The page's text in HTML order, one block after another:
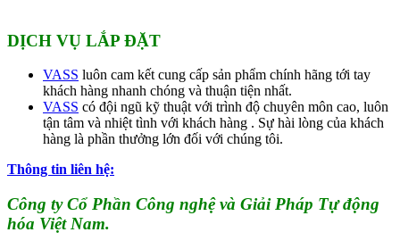
DỊCH VỤ LẮP ĐẶT
VASS luôn cam kết cung cấp sản phẩm chính hãng tới tay
khách hàng nhanh chóng và thuận tiện nhất.
VASS có đội ngũ kỹ thuật với trình độ chuyên môn cao, luôn
tận tâm và nhiệt tình với khách hàng . Sự hài lòng của khách
hàng là phần thưởng lớn đối với chúng tôi.
Thông tin liên hệ:
Công ty Cổ Phần Công nghệ và Giải Pháp Tự động
hóa Việt Nam.